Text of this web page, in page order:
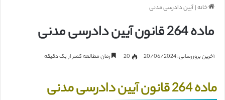
خانه|آیین دادرسی مدنی
ماده 264 قانون آیین دادرسی مدنی
آخرین بروزرسانی: 20/06/2024 20 زمان مطالعه کمتر از یک دقیقه
ماده 264 قانون آیین دادرسی مدنی